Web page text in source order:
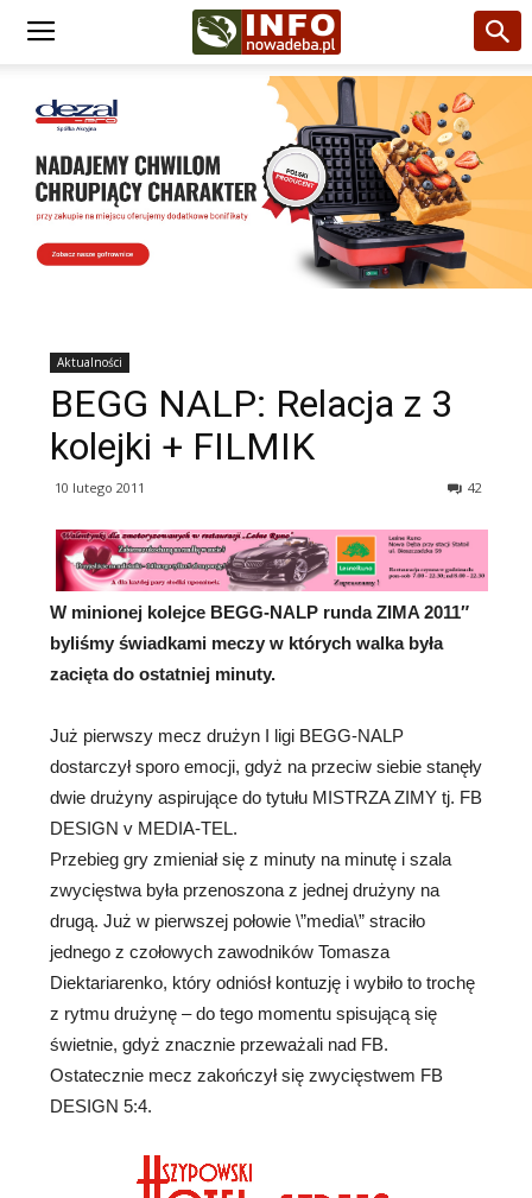
Aktualności
BEGG NALP: Relacja z 3
kolejki + FILMIK
10 lutego 2011 42
W minionej kolejce BEGG-NALP runda ZIMA 2011″
byliśmy świadkami meczy w których walka była
zacięta do ostatniej minuty.
Już pierwszy mecz drużyn I ligi BEGG-NALP
dostarczył sporo emocji, gdyż na przeciw siebie stanęły
dwie drużyny aspirujące do tytułu MISTRZA ZIMY tj. FB
DESIGN v MEDIA-TEL.
Przebieg gry zmieniał się z minuty na minutę i szala
zwycięstwa była przenoszona z jednej drużyny na
drugą. Już w pierwszej połowie \”media\” straciło
jednego z czołowych zawodników Tomasza
Diektariarenko, który odniósł kontuzję i wybiło to trochę
z rytmu drużynę – do tego momentu spisującą się
świetnie, gdyż znacznie przeważali nad FB.
Ostatecznie mecz zakończył się zwycięstwem FB
DESIGN 5:4.